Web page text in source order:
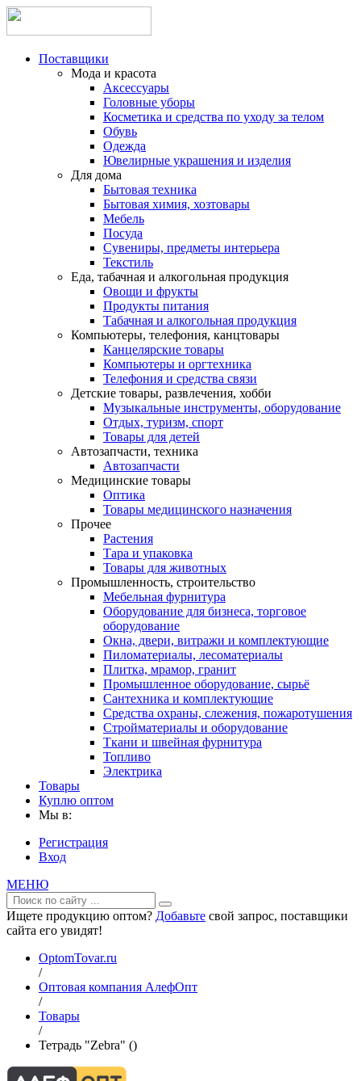
Поставщики
Мода и красота
Аксессуары
Головные уборы
Косметика и средства по уходу за телом
Обувь
Одежда
Ювелирные украшения и изделия
Для дома
Бытовая техника
Бытовая химия, хозтовары
Мебель
Посуда
Сувениры, предметы интерьера
Текстиль
Еда, табачная и алкогольная продукция
Овощи и фрукты
Продукты питания
Табачная и алкогольная продукция
Компьютеры, телефония, канцтовары
Канцелярские товары
Компьютеры и оргтехника
Телефония и средства связи
Детские товары, развлечения, хобби
Музыкальные инструменты, оборудование
Отдых, туризм, спорт
Товары для детей
Автозапчасти, техника
Автозапчасти
Медицинские товары
Оптика
Товары медицинского назначения
Прочее
Растения
Тара и упаковка
Товары для животных
Промышленность, строительство
Мебельная фурнитура
Оборудование для бизнеса, торговое
оборудование
Окна, двери, витражи и комплектующие
Пиломатериалы, лесоматериалы
Плитка, мрамор, гранит
Промышленное оборудование, сырьё
Сантехника и комплектующие
Средства охраны, слежения, пожаротушения
Стройматериалы и оборудование
Ткани и швейная фурнитура
Топливо
Электрика
Товары
Куплю оптом
Мы в:
Регистрация
Вход
МЕНЮ
Ищете продукцию оптом? Добавьте свой запрос, поставщики
сайта его увидят!
OptomTovar.ru
/
Оптовая компания АлефОпт
/
Товары
/
Тетрадь "Zebra" ()